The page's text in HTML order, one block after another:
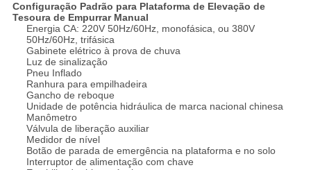
Configuração Padrão para Plataforma de Elevação de
Tesoura de Empurrar Manual
Energia CA: 220V 50Hz/60Hz, monofásica, ou 380V
50Hz/60Hz, trifásica
Gabinete elétrico à prova de chuva
Luz de sinalização
Pneu Inflado
Ranhura para empilhadeira
Gancho de reboque
Unidade de potência hidráulica de marca nacional chinesa
Manômetro
Válvula de liberação auxiliar
Medidor de nível
Botão de parada de emergência na plataforma e no solo
Interruptor de alimentação com chave